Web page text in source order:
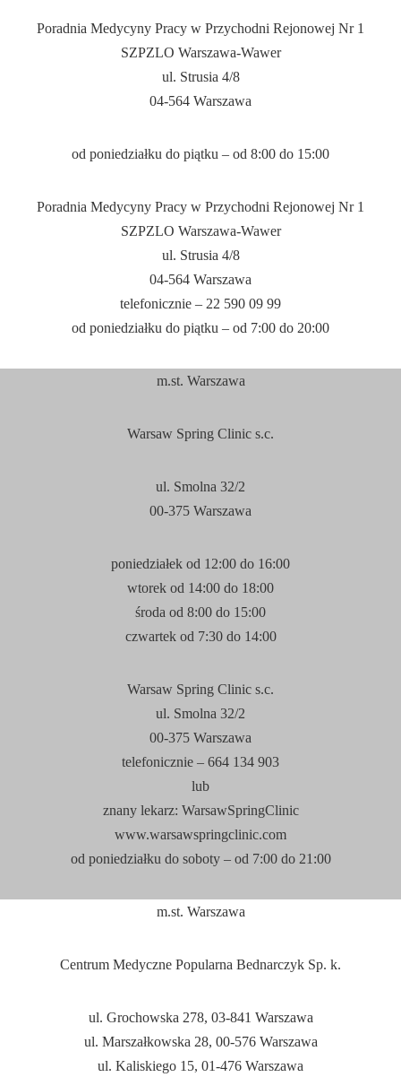
Poradnia Medycyny Pracy w Przychodni Rejonowej Nr 1
SZPZLO Warszawa-Wawer
ul. Strusia 4/8
04-564 Warszawa
od poniedziałku do piątku – od 8:00 do 15:00
Poradnia Medycyny Pracy w Przychodni Rejonowej Nr 1
SZPZLO Warszawa-Wawer
ul. Strusia 4/8
04-564 Warszawa
telefonicznie – 22 590 09 99
od poniedziałku do piątku – od 7:00 do 20:00
m.st. Warszawa
Warsaw Spring Clinic s.c.
ul. Smolna 32/2
00-375 Warszawa
poniedziałek od 12:00 do 16:00
wtorek od 14:00 do 18:00
środa od 8:00 do 15:00
czwartek od 7:30do 14:00
Warsaw Spring Clinic s.c.
ul. Smolna 32/2
00-375 Warszawa
telefonicznie – 664 134 903
lub
znany lekarz: WarsawSpringClinic
www.warsawspringclinic.com
od poniedziałku do soboty – od 7:00do 21:00
m.st. Warszawa
Centrum Medyczne Popularna Bednarczyk Sp. k.
ul. Grochowska 278, 03-841 Warszawa
ul. Marszałkowska 28, 00-576 Warszawa
ul. Kaliskiego 15, 01-476 Warszawa
opcjonalne. Strona
ANONIMOWE.
FUNKCJONALNOŚĆ
strony www. Pojawią się
ułatwiające korzystanie z
MARKETING
Ciasteczka te
poprawne
na nasze strony.